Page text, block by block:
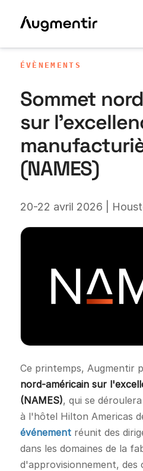
ÉVÈNEMENTS
Sommet
sur
(NAMES)
20-22 avril 2026 |
Ce printemps, Augmentir
nord-américain sur
(NAMES), qui se
à l'hôtel Hilton Americas
événementréunit des
dans les domaines de la
d'approvisionnement, des